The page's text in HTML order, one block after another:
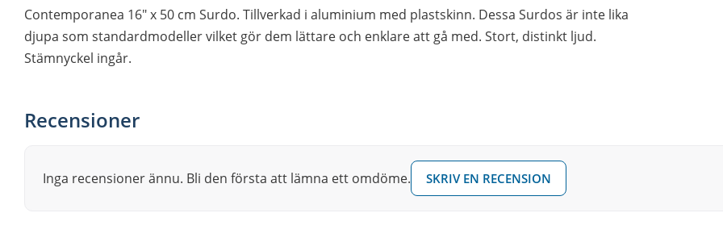
Contemporanea 16″ x 50 cm Surdo. Tillverkad i aluminium med plastskinn. Dessa Surdos är inte lika
djupa som standardmodeller vilket gör dem lättare och enklare att gå med. Stort, distinkt ljud.
Stämnyckel ingår.
Recensioner
Inga recensioner ännu. Bli den första att lämna ett omdöme. SKRIV EN RECENSION